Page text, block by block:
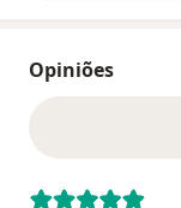
Opiniões